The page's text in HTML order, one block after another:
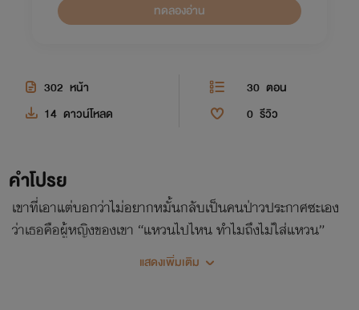
ทดลองอ่าน
302 หน้า 30 ตอน
14 ดาวน์โหลด 0 รีวิว
คำโปรย
เขาที่เอาแต่บอกว่าไม่อยากหมั้นกลับเป็นคนป่าวประกาศซะเอง
ว่าเธอคือผู้หญิงของเขา “แหวนไปไหน ทำไมถึงไม่ใส่แหวน”
แสดงเพิ่มเติม